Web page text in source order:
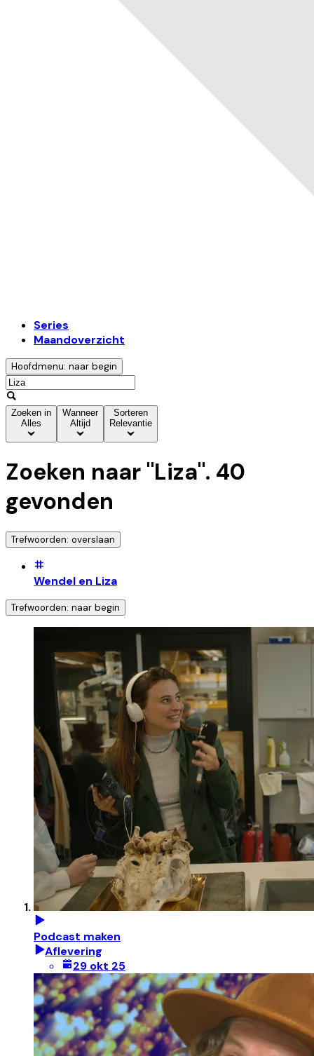
Series
Maandoverzicht
Hoofdmenu: naar begin
Zoeken in
Alles
Wanneer
Altijd
Sorteren
Relevantie
Zoeken naar "Liza". 40
gevonden
Trefwoorden: overslaan
Wendel en Liza
Trefwoorden: naar begin
Podcast maken
Aflevering
29 okt 25